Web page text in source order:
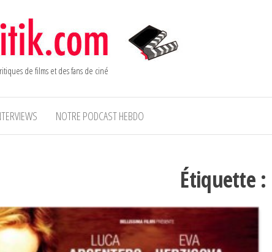
de films et des fans de ciné
NOTRE PODCAST HEBDO
Étiquette :